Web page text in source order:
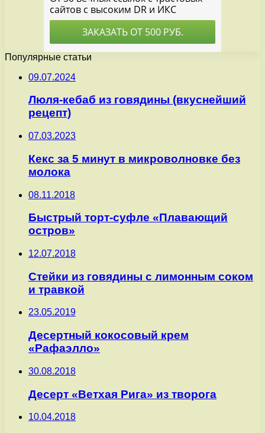
Популярные статьи
09.07.2024
Люля-кебаб из говядины (вкуснейший
рецепт)
07.03.2023
Кекс за 5 минут в микроволновке без
молока
08.11.2018
Быстрый торт-суфле «Плавающий
остров»
12.07.2018
Стейки из говядины с лимонным соком
и травкой
23.05.2019
Десертный кокосовый крем
«Рафаэлло»
30.08.2018
Десерт «Ветхая Рига» из творога
10.04.2018